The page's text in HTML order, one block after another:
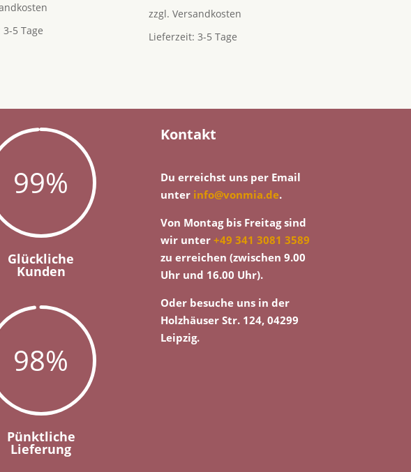
3-5 Tage
zzgl.Versandkosten
Lieferzeit:3-5 Tage
99%
Glückliche
Kunden
98%
Pünktliche
Lieferung
Kontakt
Du erreichst uns per Email
unter info@vonmia.de.
Von Montag bis Freitag sind
wir unter+49 341 3081 3589
zu erreichen (zwischen 9.00
Uhr und 16.00 Uhr).
Oder besuche uns in der
Holzhäuser Str. 124, 04299
Leipzig.